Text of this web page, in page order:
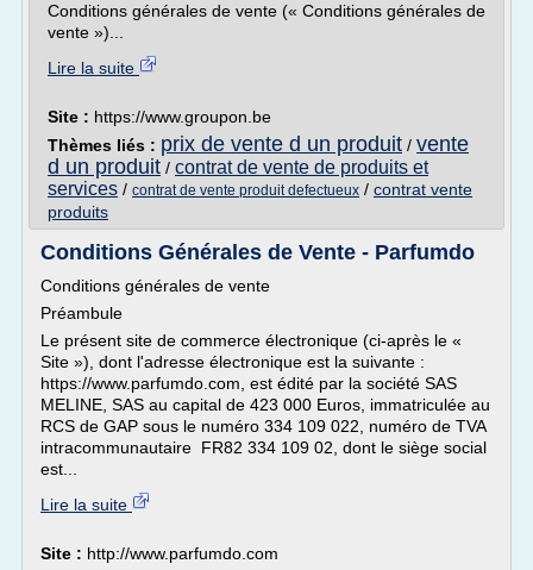
Conditions générales de vente (« Conditions générales de
vente »)...
Lire la suite
Site : https://www.groupon.be
Thèmes liés : prix de vente d un produit / vente
d un produit / contrat de vente de produits et
services / contrat de vente produit defectueux / contrat vente
produits
Conditions Générales de Vente - Parfumdo
Conditions générales de vente
Préambule
Le présent site de commerce électronique (ci-après le «
Site »), dont l'adresse électronique est la suivante :
https://www.parfumdo.com, est édité par la société SAS
MELINE, SAS au capital de 423 000 Euros, immatriculée au
RCS de GAP sous le numéro 334 109 022, numéro de TVA
intracommunautaire FR82 334 109 02, dont le siège social
est...
Lire la suite
Site : http://www.parfumdo.com